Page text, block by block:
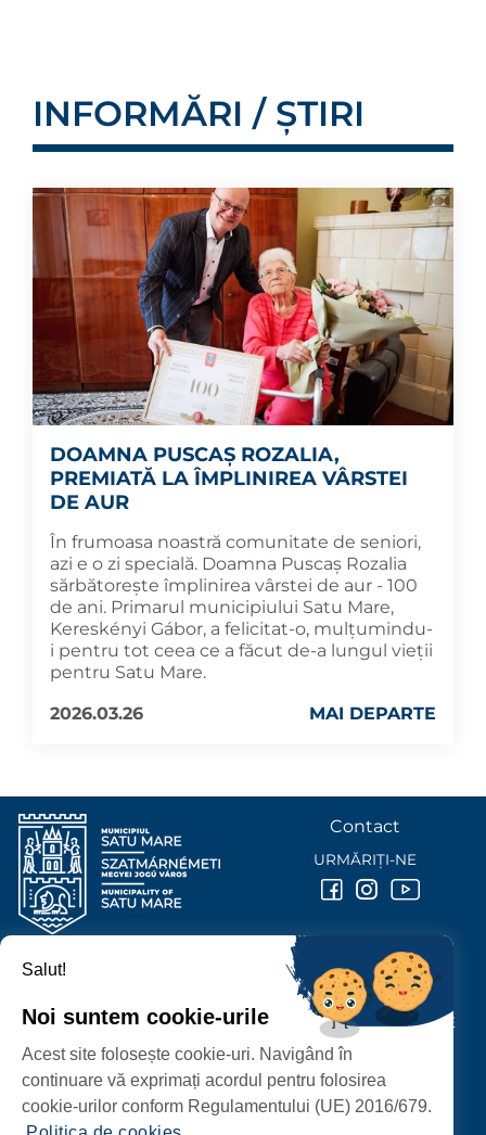
INFORMĂRI / ȘTIRI
DOAMNA PUSCAȘ ROZALIA,
PREMIATĂ LA ÎMPLINIREA VÂRSTEI
DE AUR
În frumoasa noastră comunitate de seniori,
azi e o zi specială. Doamna Puscaș Rozalia
sărbătorește împlinirea vârstei de aur - 100
de ani. Primarul municipiului Satu Mare,
Kereskényi Gábor, a felicitat-o, mulțumindu-
i pentru tot ceea ce a făcut de-a lungul vieții
pentru Satu Mare.
2026.03.26
MAI DEPARTE
PROTECȚIA DATELOR PERSONALE
PRIMĂRIA MUNICIPIULUI
P-ȚA 25 OCTOMBRIE, NR. 1 CORP M, 440026 SATU MARE
Contact
URMĂRIȚI-NE
Salut!
Noi suntem cookie-urile
Acest site folosește cookie-uri. Navigând în
continuare vă exprimați acordul pentru folosirea
cookie-urilor conform Regulamentului (UE) 2016/679.